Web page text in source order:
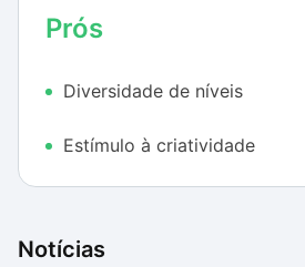
potencial repetitividade e a
podem ser pontos negativos
passatempo mentalmente
Prós
Diversidade de níveis
Estímulo à criatividade
Notícias